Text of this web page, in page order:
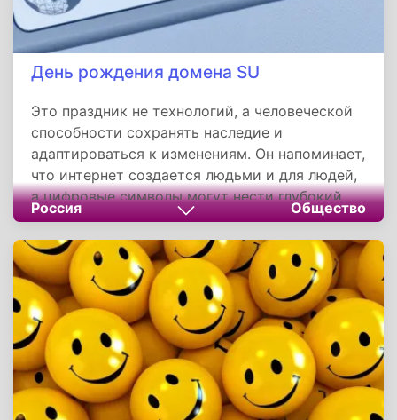
День рождения домена SU
Это праздник не технологий, а человеческой
способности сохранять наследие и
адаптироваться к изменениям. Он напоминает,
что интернет создается людьми и для людей,
а цифровые символы могут нести глубокий
исторический и культурный смысл. Этот день
призывает нас ценить инновации, но не
забывать о корнях.
Россия Общество